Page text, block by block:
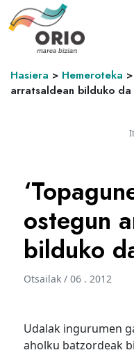
Hasiera > Hemeroteka >
arratsaldean bilduko da
ostegun
bilduko
Otsailak / 06 . 2012
Udalak ingurumen
aholku batzordeak